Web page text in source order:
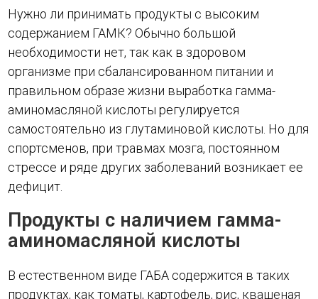
Нужно ли принимать продукты с высоким
содержанием ГАМК? Обычно большой
необходимости нет, так как в здоровом
организме при сбалансированном питании и
правильном образе жизни выработка гамма-
аминомасляной кислоты регулируется
самостоятельно из глутаминовой кислоты. Но для
спортсменов, при травмах мозга, постоянном
стрессе и ряде других заболеваний возникает ее
дефицит.
Продукты с наличием гамма-
аминомасляной кислоты
В естественном виде ГАБА содержится в таких
продуктах, как томаты, картофель, рис, квашеная